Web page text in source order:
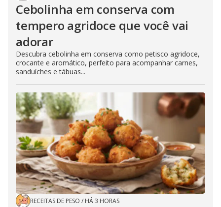
Cebolinha em conserva com
tempero agridoce que você vai
adorar
Descubra cebolinha em conserva como petisco agridoce,
crocante e aromático, perfeito para acompanhar carnes,
sanduíches e tábuas...
RECEITAS DE PESO / HÁ 3 HORAS